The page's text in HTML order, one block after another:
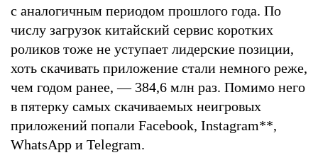
с аналогичным периодом прошлого года. По
числу загрузок китайский сервис коротких
роликов тоже не уступает лидерские позиции,
хоть скачивать приложение стали немного реже,
чем годом ранее, — 384,6 млн раз. Помимо него
в пятерку самых скачиваемых неигровых
приложений попали Facebook, Instagram**,
WhatsApp и Telegram.